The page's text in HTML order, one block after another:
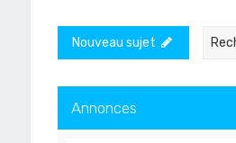
Nouveau sujet
Annonces